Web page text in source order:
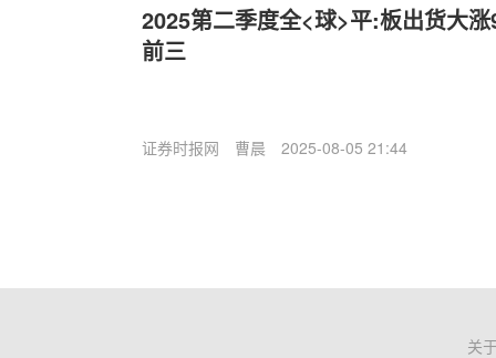
2025第二季度全<球>平:板出货大
前三
证券时报网 曹晨 2025-08-05 21:44
关